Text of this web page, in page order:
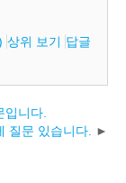
상위 보기 답글
니다.
질문 있습니다.